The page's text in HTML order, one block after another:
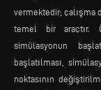
vermektedir; çalışma
temel bir araçtır.
simülasyonun
başlatılması,
noktasının